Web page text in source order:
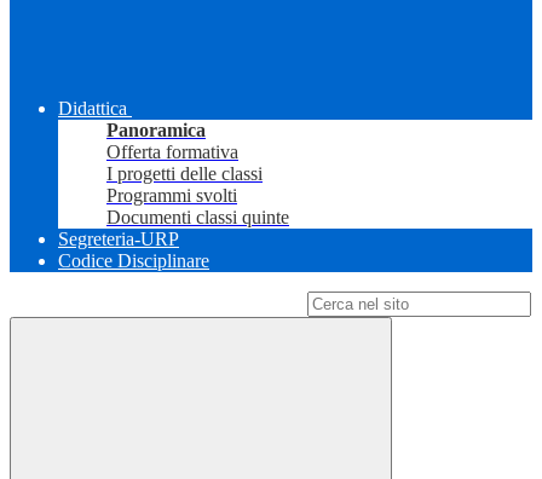
Didattica
Panoramica
Offerta formativa
I progetti delle classi
Programmi svolti
Documenti classi quinte
Segreteria-URP
Codice Disciplinare